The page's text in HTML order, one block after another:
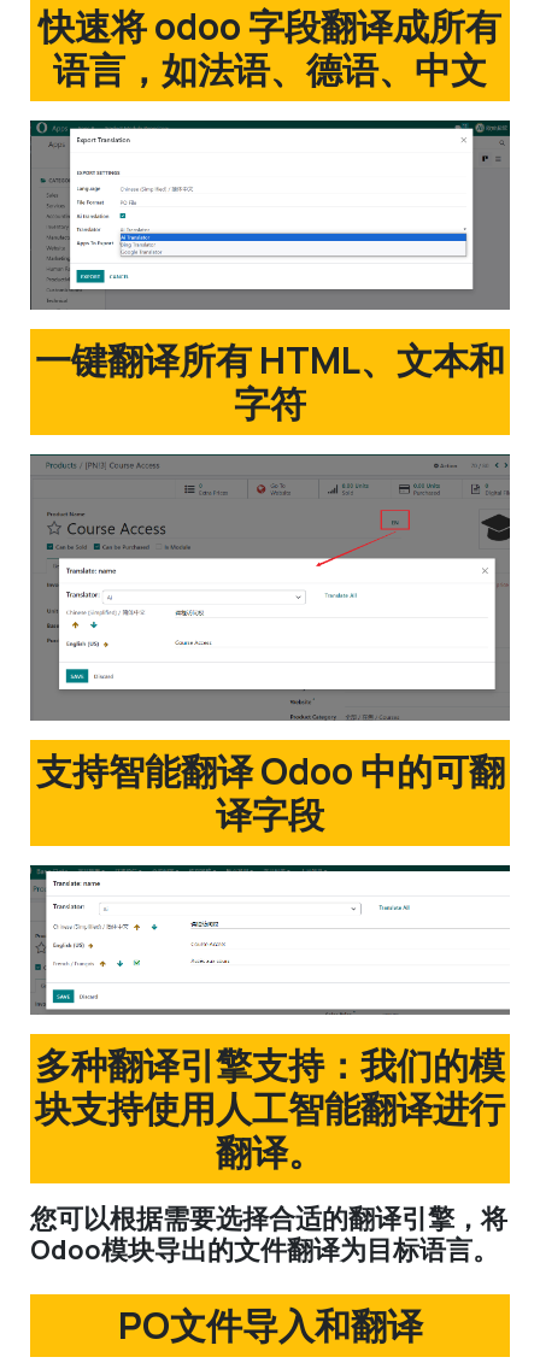
快速将 odoo 字段翻译成所有
语言，如法语、德语、中文
一键翻译所有 HTML、文本和
字符
支持智能翻译 Odoo 中的可翻
译字段
多种翻译引擎支持：我们的模
块支持使用人工智能翻译进行
翻译。
您可以根据需要选择合适的翻译引擎，将
Odoo模块导出的文件翻译为目标语言。
PO文件导入和翻译